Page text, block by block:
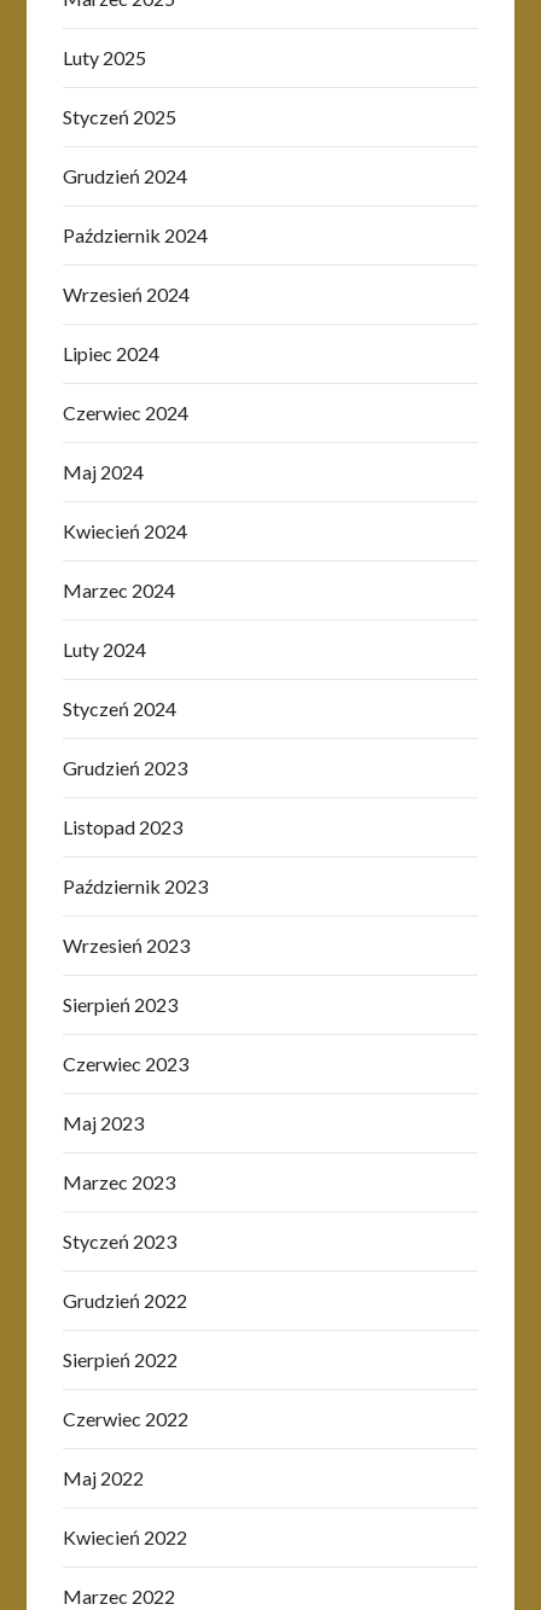
Luty 2025
Styczeń 2025
Grudzień 2024
Październik 2024
Wrzesień 2024
Lipiec 2024
Czerwiec 2024
Maj 2024
Kwiecień 2024
Marzec 2024
Luty 2024
Styczeń 2024
Grudzień 2023
Listopad 2023
Październik 2023
Wrzesień 2023
Sierpień 2023
Czerwiec 2023
Maj 2023
Marzec 2023
Styczeń 2023
Grudzień 2022
Sierpień 2022
Czerwiec 2022
Maj 2022
Kwiecień 2022
Marzec 2022